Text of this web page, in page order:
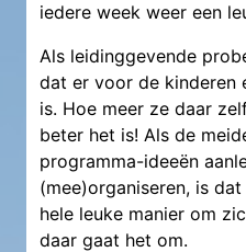
iedere week weer een
Als leidinggevende
dat er voor de kinderen
is. Hoe meer ze daar
beter het is! Als de
programma-ideeën
(mee)organiseren, is
hele leuke manier om
daar gaat het om.